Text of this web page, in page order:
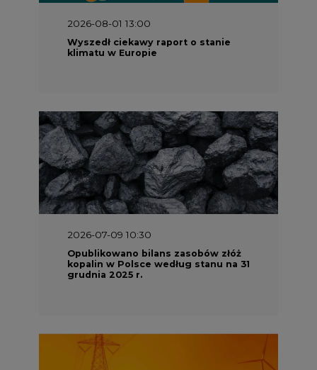
2026-08-01 13:00
Wyszedł ciekawy raport o stanie
klimatu w Europie
2026-07-09 10:30
Opublikowano bilans zasobów złóż
kopalin w Polsce według stanu na 31
grudnia 2025 r.